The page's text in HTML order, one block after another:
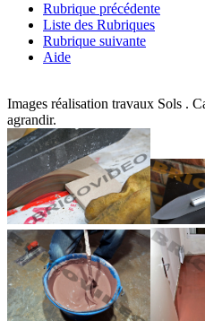
Rubrique précédente
Liste des Rubriques
Rubrique suivante
Aide
Images réalisation travaux Sols .
agrandir.